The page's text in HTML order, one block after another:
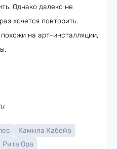
Однако далеко не
хочется повторить.
на арт-инсталляции,
Камила Кабейо
Рита Ора